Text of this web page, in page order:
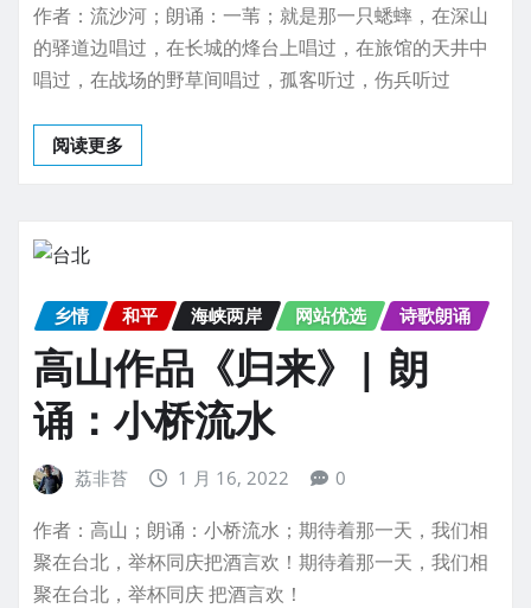
作者：流沙河；朗诵：一苇；就是那一只蟋蟀，在深山
的驿道边唱过，在长城的烽台上唱过，在旅馆的天井中
唱过，在战场的野草间唱过，孤客听过，伤兵听过
阅读更多
乡情 和平 海峡两岸 网站优选 诗歌朗诵
高山作品《归来》| 朗
诵：小桥流水
荔非苔 1 月 16, 2022 0
作者：高山；朗诵：小桥流水；期待着那一天，我们相
聚在台北，举杯同庆把酒言欢！期待着那一天，我们相
聚在台北，举杯同庆 把酒言欢！